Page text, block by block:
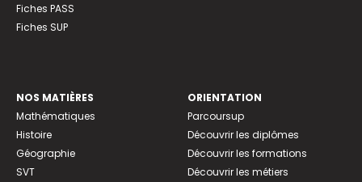
Fiches PASS
Fiches SUP
NOS MATIÈRES
Mathématiques
Histoire
Géographie
SVT
ORIENTATION
Parcoursup
Découvrir les diplômes
Découvrir les formations
Découvrir les métiers